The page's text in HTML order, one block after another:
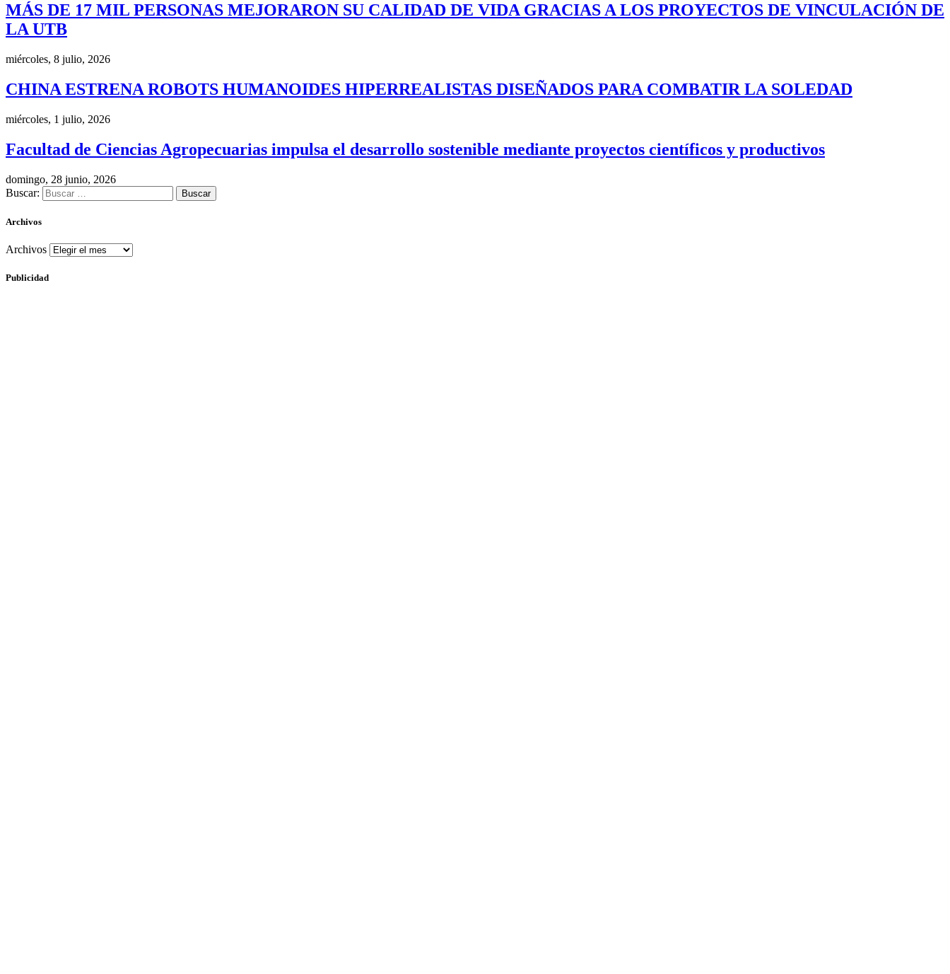
MÁS DE 17 MIL PERSONAS MEJORARON SU CALIDAD DE VIDA GRACIAS A LOS PROYECTOS DE VINCULACIÓN DE
LA UTB
miércoles, 8 julio, 2026
CHINA ESTRENA ROBOTS HUMANOIDES HIPERREALISTAS DISEÑADOS PARA COMBATIR LA SOLEDAD
miércoles, 1 julio, 2026
Facultad de Ciencias Agropecuarias impulsa el desarrollo sostenible mediante proyectos científicos y productivos
domingo, 28 junio, 2026
Buscar:
Archivos
Archivos
Publicidad